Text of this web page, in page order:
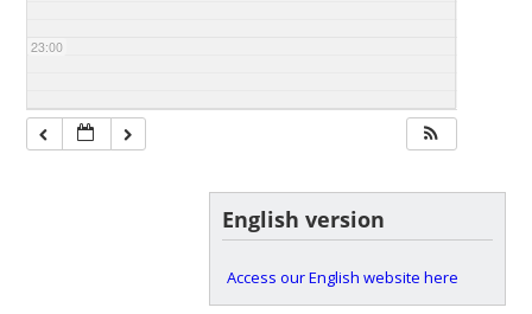
23:00
English version
Access our English website here